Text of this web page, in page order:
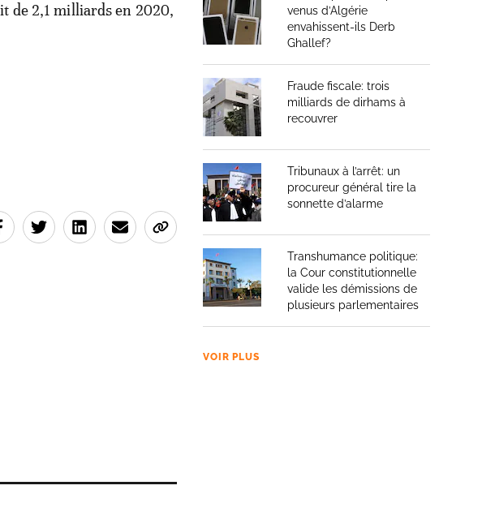
de 2,1 milliards en 2020,
venus d’Algérie
envahissent-ils Derb
Ghallef?
Fraude fiscale: trois
milliards de dirhams à
recouvrer
Tribunaux à l’arrêt: un
procureur général tire la
sonnette d’alarme
Transhumance politique:
la Cour constitutionnelle
valide les démissions de
plusieurs parlementaires
VOIR PLUS